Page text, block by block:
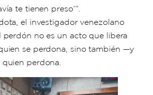
te tienen preso’”.
el investigador venezolano
perdón no es un acto que libera
se perdona, sino también —y
perdona.